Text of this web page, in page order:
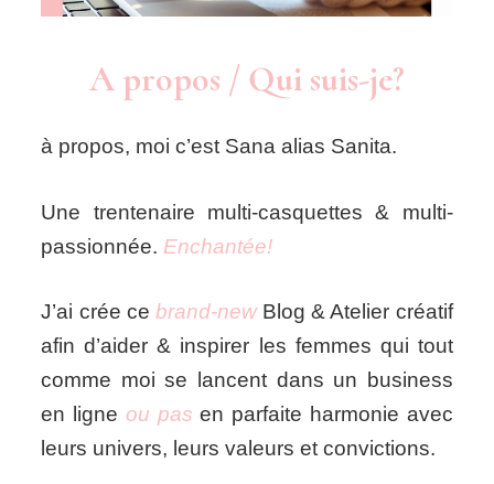
A propos / Qui suis-je?
à propos, moi c’est Sana alias Sanita.
Une trentenaire multi-casquettes & multi-
passionnée. Enchantée!
J’ai crée ce brand-newBlog & Atelier créatif
afin d’aider & inspirer les femmes qui tout
comme moi se lancent dans un business
en ligne ou pas en parfaite harmonie avec
leurs univers, leurs valeurs et convictions.